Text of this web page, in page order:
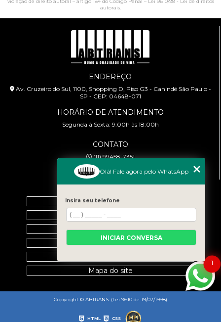
autorais
ENDEREÇO
Av. Cruzeiro do Sul, 1100, Shopping D, Piso G3 - Canindé São Paulo -
SP - CEP: 04648-071
HORÁRIO DE ATENDIMENTO
Segunda à Sexta: 9:00h às 18:00h
CONTATO
(11) 99458-7351
cursoabtrans@gmail.com
Home
Empresa
Galeria
Contato
Mapa do site
Copyright © ABTRANS. (Lei 9610 de 19/02/1998)
HTML CSS
1
Olá! Fale agora pelo WhatsApp
Insira seu telefone
INICIAR CONVERSA